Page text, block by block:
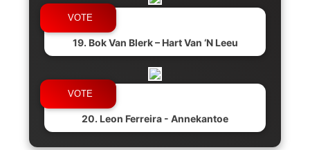
19. Bok Van Blerk – Hart Van ‘N Leeu
20. Leon Ferreira - Annekantoe